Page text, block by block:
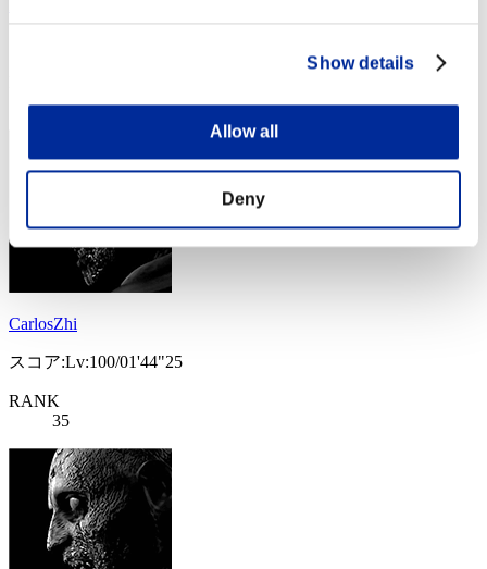
Show details
Allow all
Deny
34
CarlosZhi
スコア:Lv:100/01'44"25
RANK
35